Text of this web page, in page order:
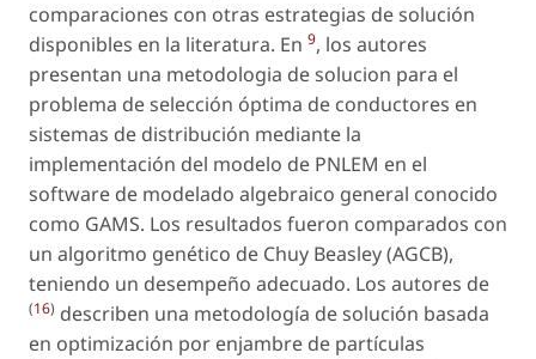
comparaciones con otras estrategias de solución
disponibles en la literatura. En 9, los autores
presentan una metodologia de solucion para el
problema de selección óptima de conductores en
sistemas de distribución mediante la
implementación del modelo de PNLEM en el
software de modelado algebraico general conocido
como GAMS. Los resultados fueron comparados con
un algoritmo genético de Chuy Beasley (AGCB),
teniendo un desempeño adecuado. Los autores de
(16) describen una metodología de solución basada
en optimización por enjambre de partículas